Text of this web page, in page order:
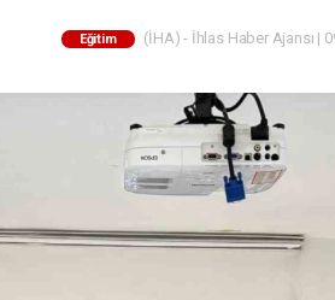
Eğitim (İHA) - İhlas Haber Ajansı |